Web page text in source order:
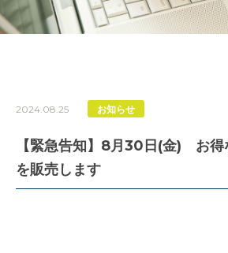
2024.08.25 お知らせ
【緊急告知】8月30日(金) お得
を販売します